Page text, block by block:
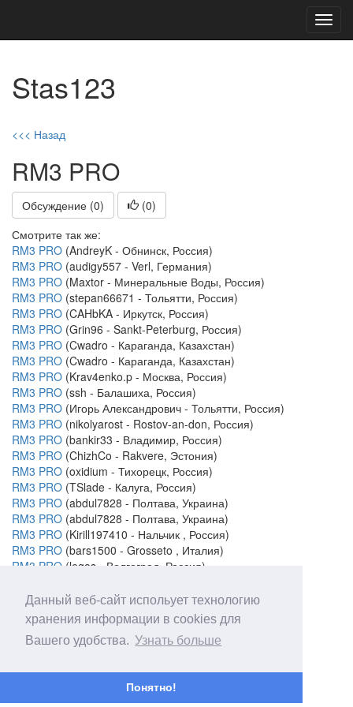
Данный веб-сайт испольует технологию
хранения информации в cookies для
Вашего удобства. Узнать больше
Понятно!
Stas123
<<< Назад
RM3 PRO
Обсуждение (0) (0)
Смотрите так же:
RM3 PRO (AndreyK - Обнинск, Россия)
RM3 PRO (audigy557 - Verl, Германия)
RM3 PRO (Maxtor - Минеральные Воды, Россия)
RM3 PRO (stepan66671 - Тольятти, Россия)
RM3 PRO (CAHbKA - Иркутск, Россия)
RM3 PRO (Grin96 - Sankt-Peterburg, Россия)
RM3 PRO (Cwadro - Караганда, Казахстан)
RM3 PRO (Cwadro - Караганда, Казахстан)
RM3 PRO (Krav4enko.p - Москва, Россия)
RM3 PRO (ssh - Балашиха, Россия)
RM3 PRO (Игорь Александрович - Тольятти, Россия)
RM3 PRO (nikolyarost - Rostov-an-don, Россия)
RM3 PRO (bankir33 - Владимир, Россия)
RM3 PRO (ChizhCo - Rakvere, Эстония)
RM3 PRO (oxidium - Тихорецк, Россия)
RM3 PRO (TSlade - Калуга, Россия)
RM3 PRO (abdul7828 - Полтава, Украина)
RM3 PRO (abdul7828 - Полтава, Украина)
RM3 PRO (Kirill197410 - Нальчик , Россия)
RM3 PRO (bars1500 - Grosseto , Италия)
RM3 PRO (legos - Волгоград, Россия)
Казань, Россия